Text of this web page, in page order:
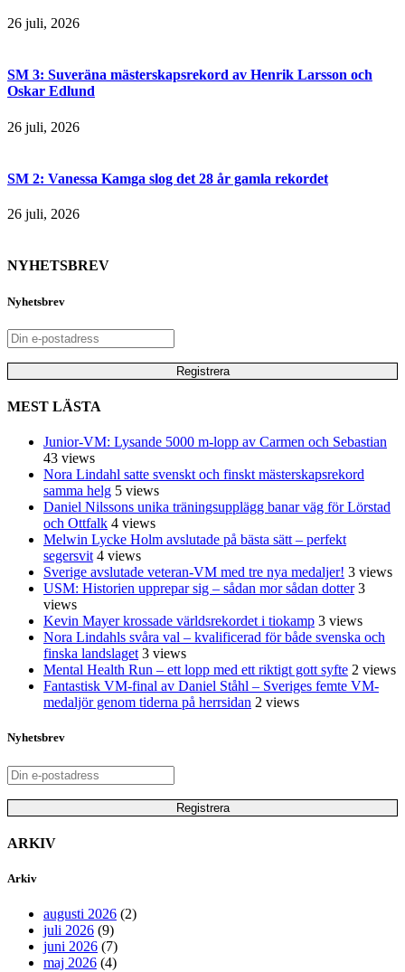
26 juli, 2026
SM 3: Suveräna mästerskapsrekord av Henrik Larsson och
Oskar Edlund
26 juli, 2026
SM 2: Vanessa Kamga slog det 28 år gamla rekordet
26 juli, 2026
NYHETSBREV
Nyhetsbrev
MEST LÄSTA
Junior-VM: Lysande 5000 m-lopp av Carmen och Sebastian
43 views
Nora Lindahl satte svenskt och finskt mästerskapsrekord
samma helg 5 views
Daniel Nilssons unika träningsupplägg banar väg för Lörstad
och Ottfalk 4 views
Melwin Lycke Holm avslutade på bästa sätt – perfekt
segersvit 4 views
Sverige avslutade veteran-VM med tre nya medaljer! 3 views
USM: Historien upprepar sig – sådan mor sådan dotter 3
views
Kevin Mayer krossade världsrekordet i tiokamp 3 views
Nora Lindahls svåra val – kvalificerad för både svenska och
finska landslaget 3 views
Mental Health Run – ett lopp med ett riktigt gott syfte 2 views
Fantastisk VM-final av Daniel Ståhl – Sveriges femte VM-
medaljör genom tiderna på herrsidan 2 views
Nyhetsbrev
ARKIV
Arkiv
augusti 2026 (2)
juli 2026 (9)
juni 2026 (7)
maj 2026 (4)